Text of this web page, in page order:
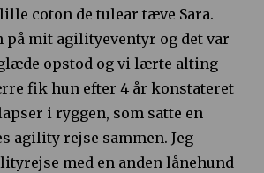
coton de tulear tæve Sara.
på mit agilityeventyr og det var
opstod og vi lærte alting
fik hun efter 4 år konstateret
i ryggen, som satte en
agility rejse sammen. Jeg
med en anden lånehund